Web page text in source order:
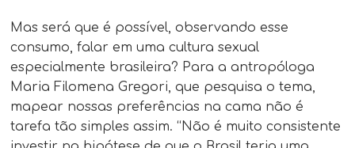
Mas será que é possível, observando esse
consumo, falar em uma cultura sexual
especialmente brasileira? Para a antropóloga
Maria Filomena Gregori, que pesquisa o tema,
mapear nossas preferências na cama não é
tarefa tão simples assim. “Não é muito consistente